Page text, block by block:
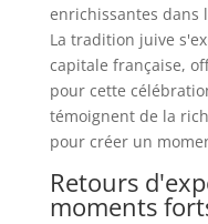
enrichissantes dans
La tradition juive
capitale française,
pour cette
témoignent de la
pour créer un
Retours
moments